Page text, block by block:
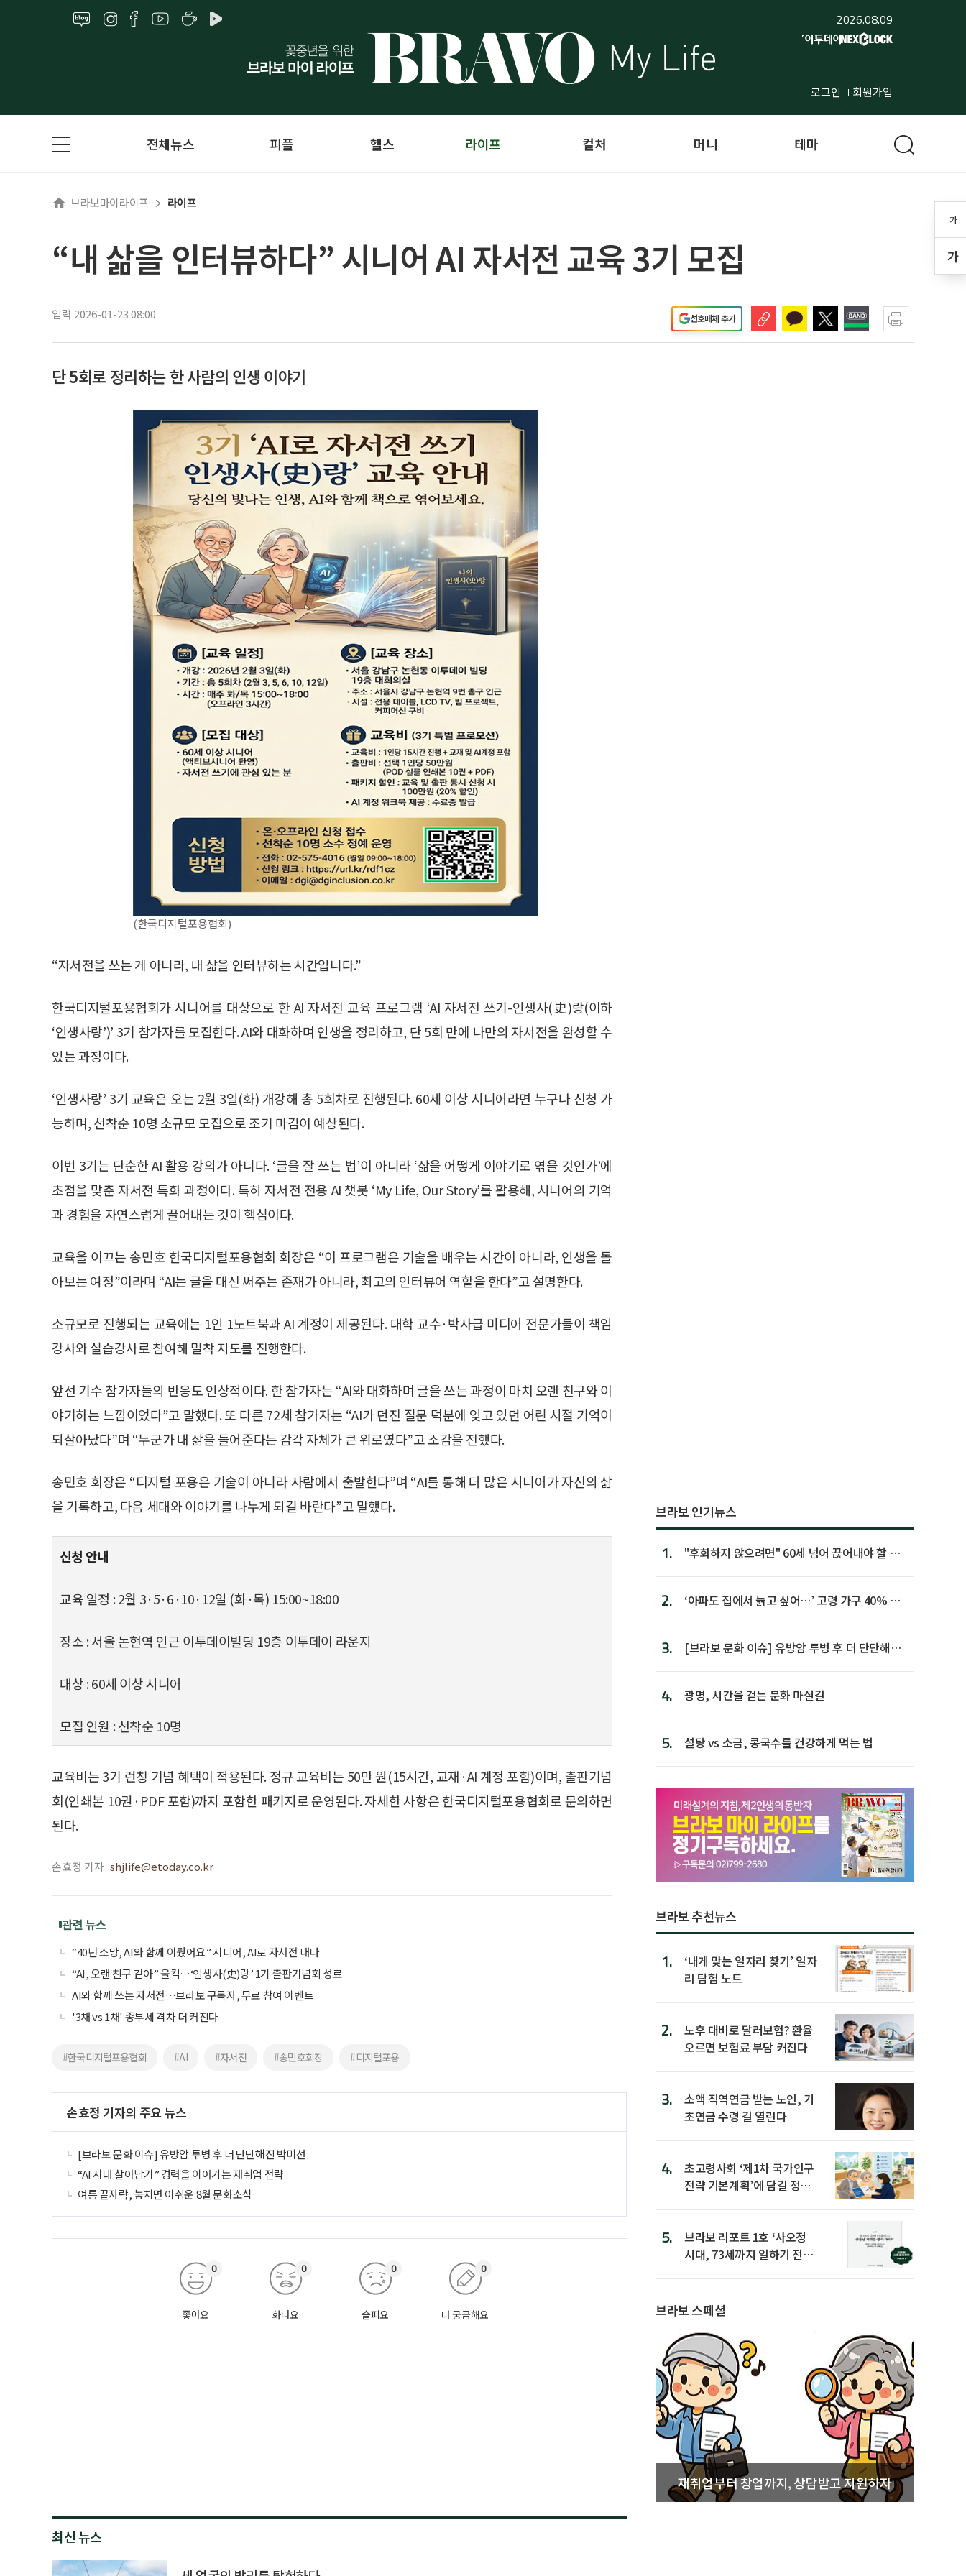
2026.08.09
로그인 회원가입
가
가
전체뉴스 피플 헬스 라이프 컬처 머니 테마
브라보마이라이프 라이프
“내 삶을 인터뷰하다” 시니어 AI 자서전 교육 3기 모집
입력 2026-01-23 08:00 선호매체 추가
단 5회로 정리하는 한 사람의 인생 이야기
(한국디지털포용협회)
“자서전을 쓰는 게 아니라, 내 삶을 인터뷰하는 시간입니다.”
한국디지털포용협회가 시니어를 대상으로 한 AI 자서전 교육 프로그램 ‘AI 자서전 쓰기-인생사(史)랑(이하
‘인생사랑’)’ 3기 참가자를 모집한다. AI와 대화하며 인생을 정리하고, 단 5회 만에 나만의 자서전을 완성할 수
있는 과정이다.
‘인생사랑’ 3기 교육은 오는 2월 3일(화) 개강해 총 5회차로 진행된다. 60세 이상 시니어라면 누구나 신청 가
능하며, 선착순 10명 소규모 모집으로 조기 마감이 예상된다.
이번 3기는 단순한 AI 활용 강의가 아니다. ‘글을 잘 쓰는 법’이 아니라 ‘삶을 어떻게 이야기로 엮을 것인가’에
초점을 맞춘 자서전 특화 과정이다. 특히 자서전 전용 AI 챗봇 ‘My Life, Our Story’를 활용해, 시니어의 기억
과 경험을 자연스럽게 끌어내는 것이 핵심이다.
교육을 이끄는 송민호 한국디지털포용협회 회장은 “이 프로그램은 기술을 배우는 시간이 아니라, 인생을 돌
아보는 여정”이라며 “AI는 글을 대신 써주는 존재가 아니라, 최고의 인터뷰어 역할을 한다”고 설명한다.
소규모로 진행되는 교육에는 1인 1노트북과 AI 계정이 제공된다. 대학 교수·박사급 미디어 전문가들이 책임
강사와 실습강사로 참여해 밀착 지도를 진행한다.
앞선 기수 참가자들의 반응도 인상적이다. 한 참가자는 “AI와 대화하며 글을 쓰는 과정이 마치 오랜 친구와 이
야기하는 느낌이었다”고 말했다. 또 다른 72세 참가자는 “AI가 던진 질문 덕분에 잊고 있던 어린 시절 기억이
되살아났다”며 “누군가 내 삶을 들어준다는 감각 자체가 큰 위로였다”고 소감을 전했다.
송민호 회장은 “디지털 포용은 기술이 아니라 사람에서 출발한다”며 “AI를 통해 더 많은 시니어가 자신의 삶
을 기록하고, 다음 세대와 이야기를 나누게 되길 바란다”고 말했다.
신청 안내
교육 일정 : 2월 3·5·6·10·12일 (화·목) 15:00~18:00
장소 : 서울 논현역 인근 이투데이빌딩 19층 이투데이 라운지
대상 : 60세 이상 시니어
모집 인원 : 선착순 10명
교육비는 3기 런칭 기념 혜택이 적용된다. 정규 교육비는 50만 원(15시간, 교재·AI 계정 포함)이며, 출판기념
회(인쇄본 10권·PDF 포함)까지 포함한 패키지로 운영된다. 자세한 사항은 한국디지털포용협회로 문의하면
된다.
손효정 기자 shjlife@etoday.co.kr
관련 뉴스
“40년 소망, AI와 함께 이뤘어요” 시니어, AI로 자서전 내다
“AI, 오랜 친구 같아” 울컥…‘인생사(史)랑’ 1기 출판기념회 성료
AI와 함께 쓰는 자서전…브라보 구독자, 무료 참여 이벤트
'3채 vs 1채' 종부세 격차 더 커진다
#한국디지털포용협회 #AI #자서전 #송민호회장 #디지털포용
손효정 기자의 주요 뉴스
[브라보 문화 이슈] 유방암 투병 후 더 단단해진 박미선
“AI 시대 살아남기” 경력을 이어가는 재취업 전략
여름 끝자락, 놓치면 아쉬운 8월 문화소식
좋아요
0
화나요
0
슬퍼요
0
더 궁금해요
0
최신 뉴스
브라보 인기뉴스
1.
"후회하지 않으려면" 60세 넘어 끊어내야 할 사
2.
‘아파도 집에서 늙고 싶어…’ 고령 가구 40% 노
3.
[브라보 문화 이슈] 유방암 투병 후 더 단단해진
4. 광명, 시간을 걷는 문화 마실길
5. 설탕 vs 소금, 콩국수를 건강하게 먹는 법
브라보 추천뉴스
1.
‘내게 맞는 일자리 찾기’ 일자
리 탐험 노트
2.
노후 대비로 달러보험? 환율
오르면 보험료 부담 커진다
3.
소액 직역연금 받는 노인, 기
초연금 수령 길 열린다
4.
초고령사회 ‘제1차 국가인구
전략 기본계획’에 담길 정책
5.
브라보 리포트 1호 ‘사오정
시대, 73세까지 일하기 전략’
브라보 스페셜
재취업부터 창업까지, 상담받고 지원하자